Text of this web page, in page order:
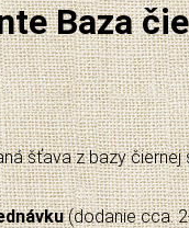
Baza
šťava z bazy čiernej
(dodanie cca.